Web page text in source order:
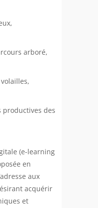
arboré,
productives des
(e-learning
en
aux
acquérir
et